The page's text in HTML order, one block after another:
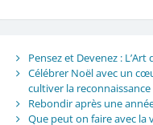
Pensez et Devenez :
Célébrer Noël avec un
cultiver la reconnaissance
Rebondir après une
Que peut on faire avec la